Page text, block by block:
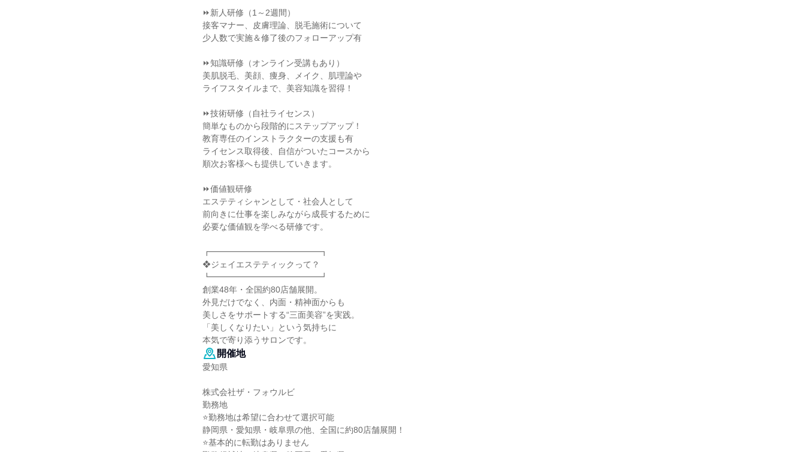
⏩新人研修（1～2週間）
接客マナー、皮膚理論、脱毛施術について
少人数で実施＆修了後のフォローアップ有
⏩知識研修（オンライン受講もあり）
美肌脱毛、美顔、痩身、メイク、肌理論や
ライフスタイルまで、美容知識を習得！
⏩技術研修（自社ライセンス）
簡単なものから段階的にステップアップ！
教育専任のインストラクターの支援も有
ライセンス取得後、自信がついたコースから
順次お客様へも提供していきます。
⏩価値観研修
エステティシャンとして・社会人として
前向きに仕事を楽しみながら成長するために
必要な価値観を学べる研修です。
┏━━━━━━━━━━━━━┓
❖ジェイエステティックって？
┗━━━━━━━━━━━━━┛
創業48年・全国約80店舗展開。
外見だけでなく、内面・精神面からも
美しさをサポートする“三面美容”を実践。
「美しくなりたい」という気持ちに
本気で寄り添うサロンです。
開催地
愛知県
株式会社ザ・フォウルビ
勤務地
⭐勤務地は希望に合わせて選択可能
静岡県・愛知県・岐阜県の他、全国に約80店舗展開！
⭐基本的に転勤はありません